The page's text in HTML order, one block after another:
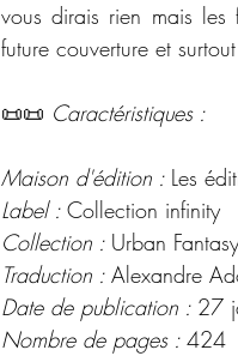
vous dirais rien mais
future couverture et
📜📜 Caractéristiques :
Maison d'édition : Les
Label : Collection infinity
Collection : Urban Fantasy
Traduction : Alexandre
Date de publication : 27
Nombre de pages : 424